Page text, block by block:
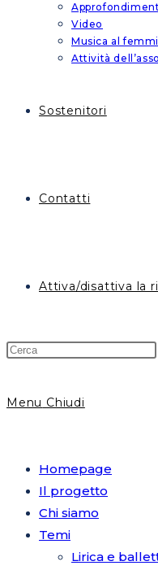
Video
Musica al
Attività
Sostenitori
Contatti
Attiva/disattiva la
Menu Chiudi
Homepage
Il progetto
Chi siamo
Temi
Lirica e